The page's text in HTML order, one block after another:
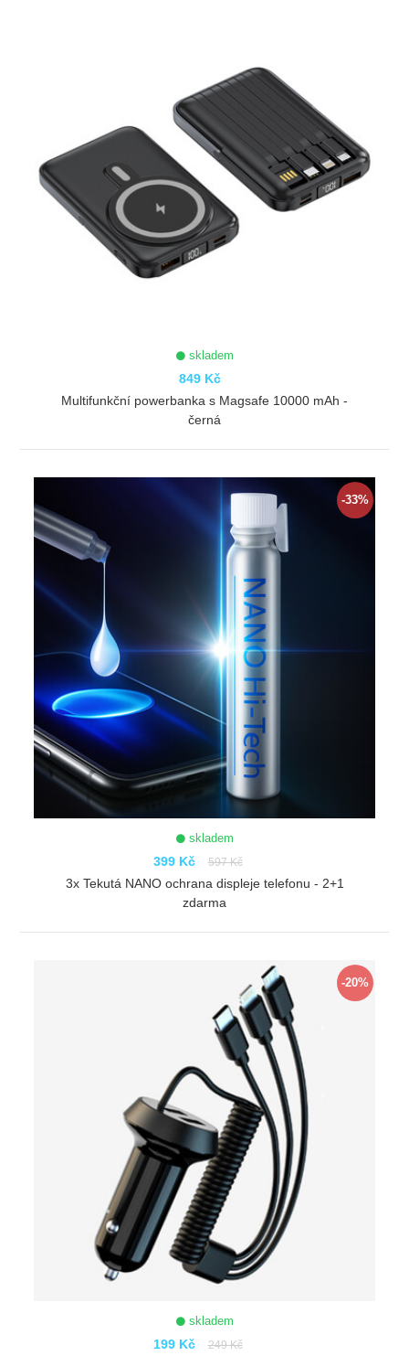
skladem
849 Kč
ZOBRAZIT
Multifunkční powerbanka s Magsafe 10000 mAh -
černá
-33%
skladem
399 Kč 597 Kč
3x Tekutá NANO ochrana displeje telefonu - 2+1
zdarma
-20%
skladem
199 Kč 249 Kč